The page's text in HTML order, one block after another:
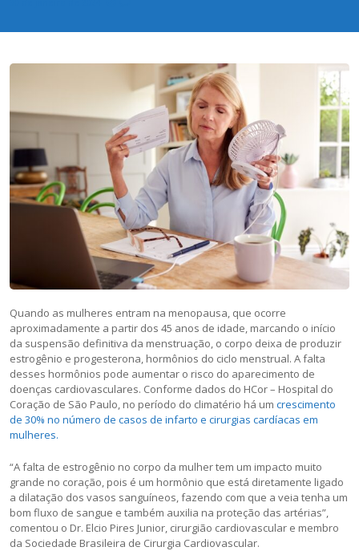
Quando as mulheres entram na menopausa, que ocorre
aproximadamente a partir dos 45 anos de idade, marcando o início
da suspensão definitiva da menstruação, o corpo deixa de produzir
estrogênio e progesterona, hormônios do ciclo menstrual. A falta
desses hormônios pode aumentar o risco do aparecimento de
doenças cardiovasculares. Conforme dados do HCor – Hospital do
Coração de São Paulo, no período do climatério há um crescimento
de 30% no número de casos de infarto e cirurgias cardíacas em
mulheres.
“A falta de estrogênio no corpo da mulher tem um impacto muito
grande no coração, pois é um hormônio que está diretamente ligado
a dilatação dos vasos sanguíneos, fazendo com que a veia tenha um
bom fluxo de sangue e também auxilia na proteção das artérias”,
comentou o Dr. Elcio Pires Junior, cirurgião cardiovascular e membro
da Sociedade Brasileira de Cirurgia Cardiovascular.